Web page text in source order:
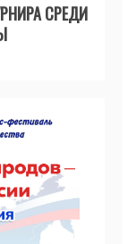
СРЕДИ